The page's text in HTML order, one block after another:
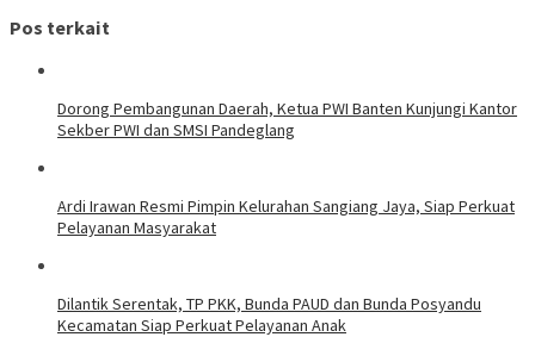
Pos terkait
Dorong Pembangunan Daerah, Ketua PWI Banten Kunjungi Kantor
Sekber PWI dan SMSI Pandeglang
Ardi Irawan Resmi Pimpin Kelurahan Sangiang Jaya, Siap Perkuat
Pelayanan Masyarakat
Dilantik Serentak, TP PKK, Bunda PAUD dan Bunda Posyandu
Kecamatan Siap Perkuat Pelayanan Anak